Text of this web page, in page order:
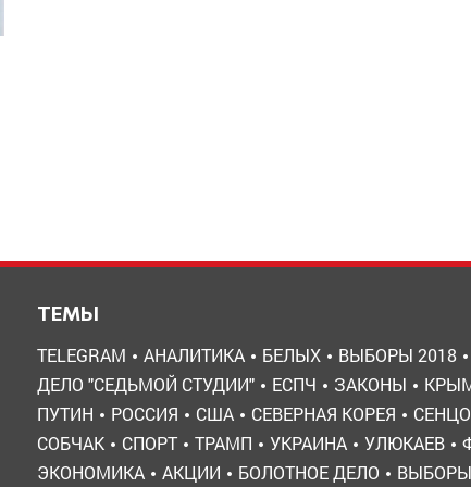
ТЕМЫ
TELEGRAM АНАЛИТИКА БЕЛЫХ
ВЫБОРЫ 2018
ДЕЛО "СЕДЬМОЙ СТУДИИ"
ЕСПЧ ЗАКОНЫ
ПУТИН
РОССИЯ США СЕВЕРНАЯ КОРЕЯ
СОБЧАК
СПОРТ ТРАМП УКРАИНА УЛЮКАЕВ
ЭКОНОМИКА
АКЦИИ БОЛОТНОЕ ДЕЛО ВЫБОРЫ